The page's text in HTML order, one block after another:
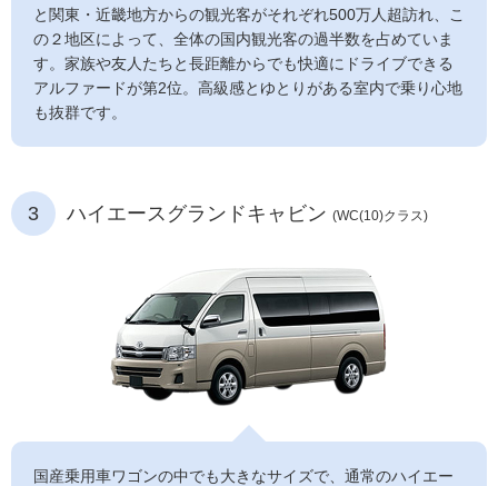
と関東・近畿地方からの観光客がそれぞれ500万人超訪れ、こ
の２地区によって、全体の国内観光客の過半数を占めていま
す。家族や友人たちと長距離からでも快適にドライブできる
アルファードが第2位。高級感とゆとりがある室内で乗り心地
も抜群です。
3 ハイエースグランドキャビン (WC(10)クラス)
国産乗用車ワゴンの中でも大きなサイズで、通常のハイエー